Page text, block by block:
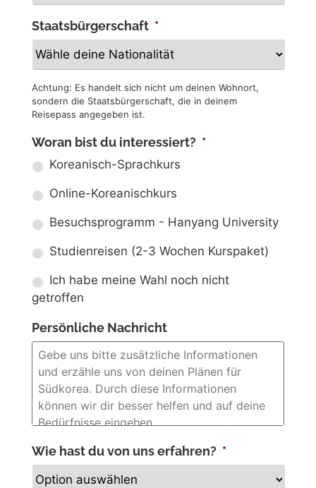
Staatsbürgerschaft *
Achtung: Es handelt sich nicht um deinen Wohnort,
sondern die Staatsbürgerschaft, die in deinem
Reisepass angegeben ist.
Woran bist du interessiert? *
Koreanisch-Sprachkurs
Online-Koreanischkurs
Besuchsprogramm - Hanyang University
Studienreisen (2-3 Wochen Kurspaket)
Ich habe meine Wahl noch nicht
getroffen
Persönliche Nachricht
Wie hast du von uns erfahren? *